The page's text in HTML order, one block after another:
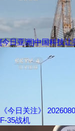
[今日亚洲]中国科技让
《今日关注》
F-35战机